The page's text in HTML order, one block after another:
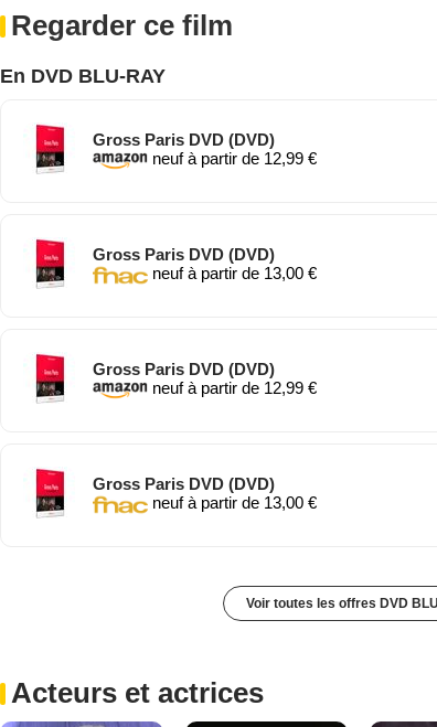
Regarder ce film
En DVD BLU-RAY
Gross Paris DVD (DVD)
neuf à partir de 12,99 €
Gross Paris DVD (DVD)
neuf à partir de 13,00 €
Gross Paris DVD (DVD)
neuf à partir de 12,99 €
Gross Paris DVD (DVD)
neuf à partir de 13,00 €
Voir toutes les offres DVD
Acteurs et actrices